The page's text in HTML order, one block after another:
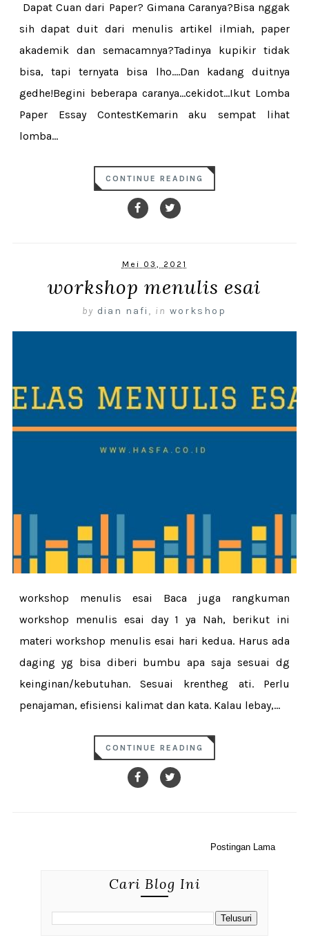
Dapat Cuan dari Paper? Gimana Caranya?Bisa nggak
sih dapat duit dari menulis artikel ilmiah, paper
akademik dan semacamnya?Tadinya kupikir tidak
bisa, tapi ternyata bisa lho....Dan kadang duitnya
gedhe!Begini beberapa caranya...cekidot...Ikut Lomba
Paper Essay ContestKemarin aku sempat lihat
lomba...
CONTINUE READING
Mei 03, 2021
workshop menulis esai
by dian nafi , in workshop
workshop menulis esai Baca juga rangkuman
workshop menulis esai day 1 ya Nah, berikut ini
materi workshop menulis esai hari kedua. Harus ada
daging yg bisa diberi bumbu apa saja sesuai dg
keinginan/kebutuhan. Sesuai krentheg ati. Perlu
penajaman, efisiensi kalimat dan kata. Kalau lebay,...
CONTINUE READING
Postingan Lama
Cari Blog Ini